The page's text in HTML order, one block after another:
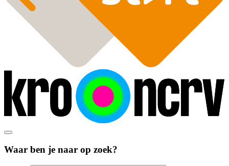
Waar ben je naar op zoek?